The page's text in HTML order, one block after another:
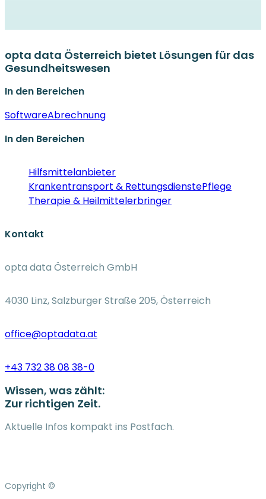
opta data Österreich bietet Lösungen für das
Gesundheitswesen
In den Bereichen
SoftwareAbrechnung
In den Bereichen
Hilfsmittelanbieter
Krankentransport & RettungsdienstePflege
Therapie & Heilmittelerbringer
Kontakt
opta data Österreich GmbH
4030 Linz, Salzburger Straße 205, Österreich
office@optadata.at
+43 732 38 08 38-0
Wissen, was zählt:
Zur richtigen Zeit.
Aktuelle Infos kompakt ins Postfach.
Copyright ©